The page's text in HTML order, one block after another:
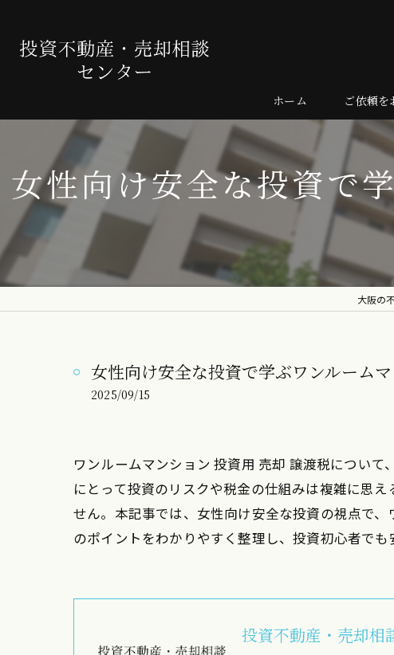
ホーム ご依頼を
売却の流
よくある
女性向け安全な投資で
大阪の
女性向け安全な投資で学ぶワンルーム
2025/09/15
ワンルームマンション 投資用 売却 譲渡税につい
にとって投資のリスクや税金の仕組みは複雑に思
せん。本記事では、女性向け安全な投資の視点で
のポイントをわかりやすく整理し、投資初心者で
投資不動産・売却相